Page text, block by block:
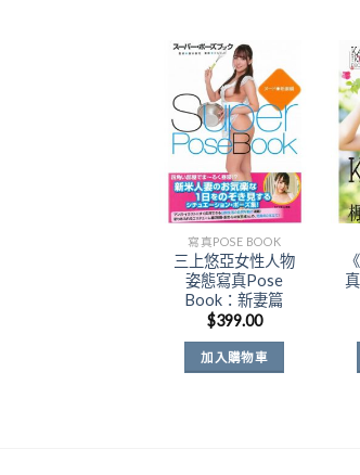
Add to
Wishlist
寫真POSE BOOK
三上悠亞女性人物
姿態寫真Pose
Book：新妻篇
$399.00
加入購物車